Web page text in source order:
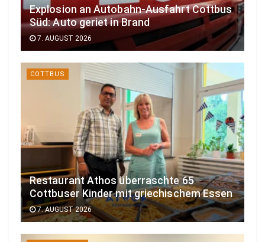
Explosion an Autobahn-Ausfahrt Cottbus
Süd: Auto geriet in Brand
7. AUGUST 2026
COTTBUS
Restaurant Athos überraschte 65
Cottbuser Kinder mit griechischem Essen
7. AUGUST 2026